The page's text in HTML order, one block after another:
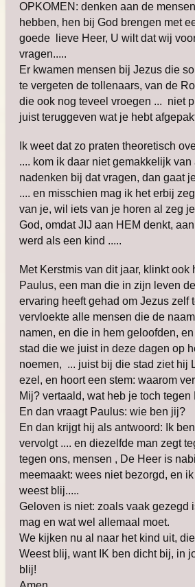
OPKOMEN: denken aan de
hebben, hen bij God brengen met
goede lieve Heer, U wilt dat wij
vragen.....
Er kwamen mensen bij Jezus die
te vergeten de tollenaars, van de
die ook nog teveel vroegen ... niet
juist teruggeven wat je hebt
Ik weet dat zo praten theoretisch
.... kom ik daar niet gemakkelijk
nadenken bij dat vragen, dan gaat
.... en misschien mag ik het erbij
van je, wil iets van je horen al zeg
God, omdat JIJ aan HEM denkt,
werd als een kind .....
Met Kerstmis van dit jaar, klinkt ook
Paulus, een man die in zijn leven
ervaring heeft gehad om Jezus zelf
vervloekte alle mensen die de
namen, en die in hem geloofden,
stad die we juist in deze dagen op
noemen, ... juist bij die stad ziet hij
ezel, en hoort een stem: waarom
Mij? vertaald, wat heb je toch tegen
En dan vraagt Paulus: wie ben jij?
En dan krijgt hij als antwoord: Ik
vervolgt .... en diezelfde man zegt
tegen ons, mensen , De Heer is
meemaakt: wees niet bezorgd, en
weest blij.....
Geloven is niet: zoals vaak gezegd
mag en wat wel allemaal moet.
We kijken nu al naar het kind uit,
Weest blij, want IK ben dicht bij, in
blij!